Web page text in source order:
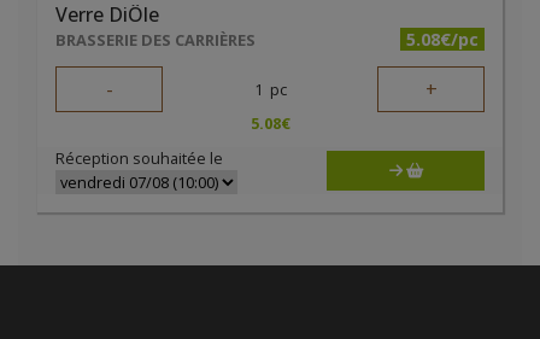
Verre DiÔle
BRASSERIE DES CARRIÈRES 5.08€/pc
- 1 pc +
5.08€
Réception souhaitée le